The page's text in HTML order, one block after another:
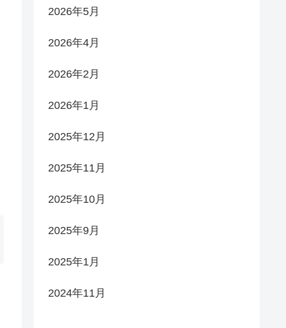
2026年5月
2026年4月
2026年2月
2026年1月
2025年12月
2025年11月
2025年10月
2025年9月
2025年1月
2024年11月